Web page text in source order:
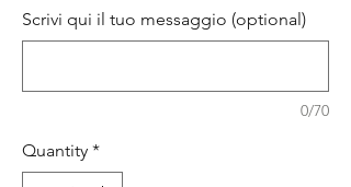
Scrivi qui il tuo messaggio (optional)
0/70
Quantity *